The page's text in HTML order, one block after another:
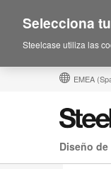
EMEA
Diseño
Selecciona
Steelcase utiliza las